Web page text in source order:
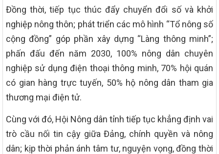
Đồng thời, tiếp tục thúc đẩy chuyển đổi số và khởi
nghiệp nông thôn; phát triển các mô hình “Tổ nông số
cộng đồng” góp phần xây dựng “Làng thông minh”;
phấn đấu đến năm 2030, 100% nông dân chuyên
nghiệp sử dụng điện thoại thông minh, 70% hội quán
có gian hàng trực tuyến, 50% hộ nông dân tham gia
thương mại điện tử.
Cùng với đó, Hội Nông dân tỉnh tiếp tục khẳng định vai
trò cầu nối tin cậy giữa Đảng, chính quyền và nông
dân; kịp thời phản ánh tâm tư, nguyện vọng, đồng thời